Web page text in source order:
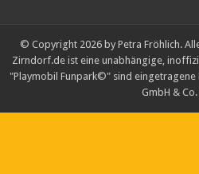
© Copyright 2026 by Petra Fröhlich.
Zirndorf.de ist eine unabhängige,
"Playmobil Funpark©" sind
GmbH & Co.